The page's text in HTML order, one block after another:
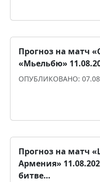
Прогноз на матч
«Мьельбю»
ОПУБЛИКОВАНО:
Прогноз на матч
Армения»
битве…